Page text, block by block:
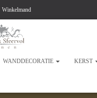
Winkelmand
WANDDECORATIE KERST